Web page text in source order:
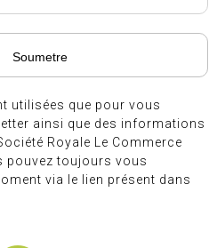
utilisées que pour vous
ainsi que des informations
Royale Le Commerce
pouvez toujours vous
via le lien présent dans